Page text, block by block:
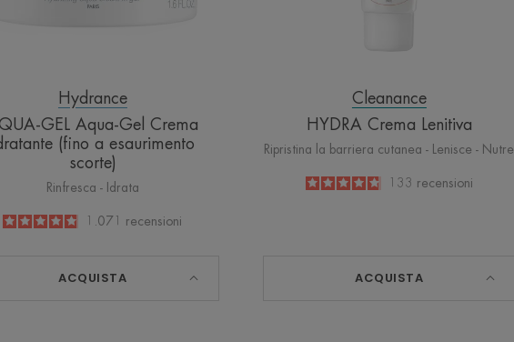
Hydrance
GEL Aqua-Gel Crema
(fino a esaurimento
scorte)
Rinfresca - Idrata
4.9
1.071 recensioni
ACQUISTA
Cleanance
HYDRA Crema Lenitiva
Ripristina la barriera cutanea - Lenisce - Nutre
4.8
133 recensioni
ACQUISTA